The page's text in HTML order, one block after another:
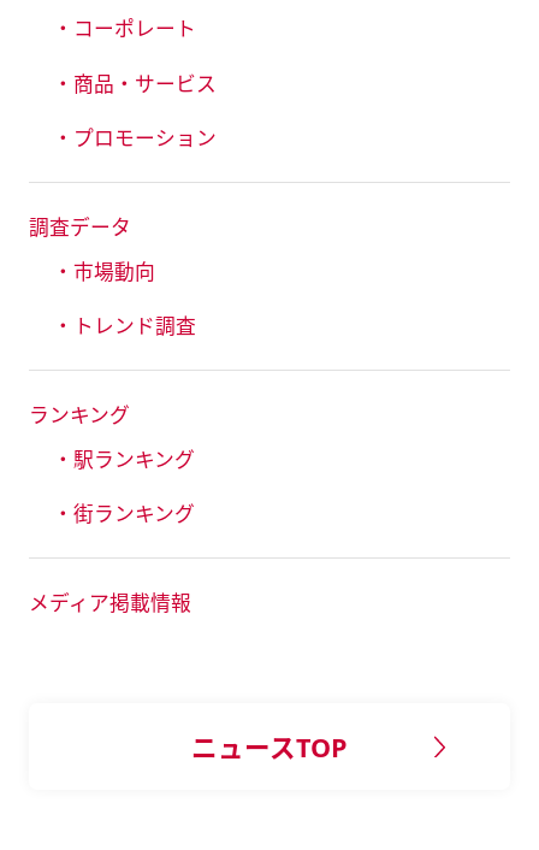
・コーポレート
・商品・サービス
・プロモーション
調査データ
・市場動向
・トレンド調査
ランキング
・駅ランキング
・街ランキング
メディア掲載情報
ニュースTOP